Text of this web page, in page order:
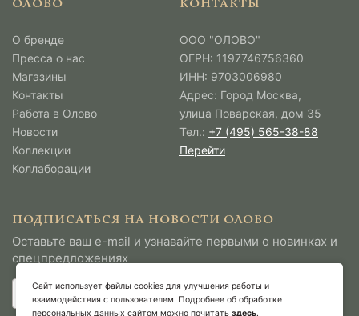
Сайт использует файлы cookies для улучшения работы и
взаимодействия с пользователем. Подробнее об обработке
персональных данных сайтом можно почитать здесь.
ОЛОВО
О бренде
Пресса о нас
Магазины
Контакты
Работа в Олово
Новости
Коллекции
Коллаборации
КОНТАКТЫ
ООО "ОЛОВО"
ОГРН: 1197746756360
ИНН: 9703006980
Адрес: Город Москва,
улица Поварская, дом 35
Тел.: +7 (495) 565-38-88
Перейти
ПОДПИСАТЬСЯ НА НОВОСТИ ОЛОВО
Оставьте ваш e-mail и узнавайте первыми о новинках и
спецпредложениях